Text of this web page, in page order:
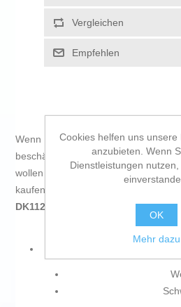
Vergleichen
Empfehlen
Wenn Sie sich
beschäftigen, mit der Technologie
wollen und nicht einmal die
kaufen Sie
Multifunktionale
DK11204 Weiß Papier
Cookies helfen uns unsere
anzubieten. Wenn
Dienstleistungen
OK
Mehr dazu